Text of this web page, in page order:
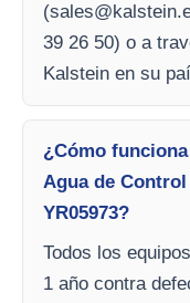
(
39 26 50) o a
Kalstein en su
¿Cómo
Agua de
YR05973?
Todos los
1 año contra